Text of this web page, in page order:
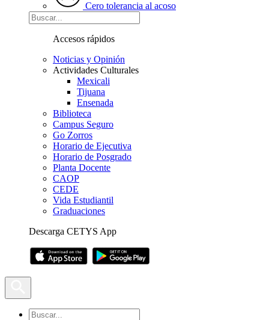
Cero tolerancia al acoso
Accesos rápidos
Noticias y Opinión
Actividades Culturales
Mexicali
Tijuana
Ensenada
Biblioteca
Campus Seguro
Go Zorros
Horario de Ejecutiva
Horario de Posgrado
Planta Docente
CAOP
CEDE
Vida Estudiantil
Graduaciones
Descarga CETYS App